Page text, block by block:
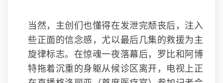
当然，主创们也懂得在发泄完颓丧后，注入
些正面的信念感，尤以最后几集的救援为主
旋律标志。在惊魂一夜落幕后，罗比和阿博
特拖着沉重的身躯从候诊区离开，电视上正